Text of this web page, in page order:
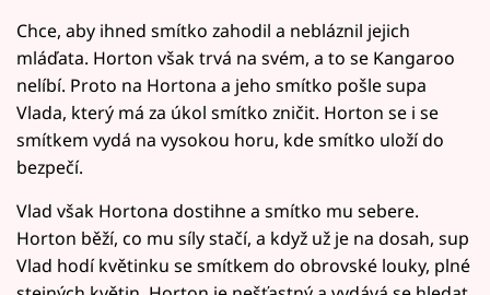
Chce, aby ihned smítko zahodil a nebláznil jejich
mláďata. Horton však trvá na svém, a to se Kangaroo
nelíbí. Proto na Hortona a jeho smítko pošle supa
Vlada, který má za úkol smítko zničit. Horton se i se
smítkem vydá na vysokou horu, kde smítko uloží do
bezpečí.
Vlad však Hortona dostihne a smítko mu sebere.
Horton běží, co mu síly stačí, a když už je na dosah, sup
Vlad hodí květinku se smítkem do obrovské louky, plné